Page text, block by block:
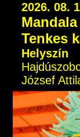
2026. 08.
Tenkes
Helyszín
József